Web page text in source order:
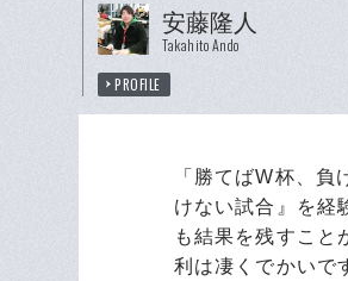
安藤隆人
Takahito Ando
PROFILE
「勝てばW杯、
けない試合』を経
も結果を残すこ
利は凄くでかいで